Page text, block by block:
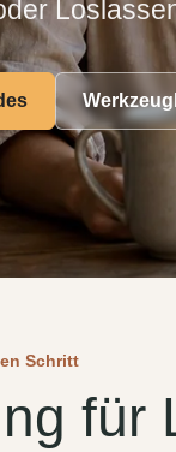
Schritt
für